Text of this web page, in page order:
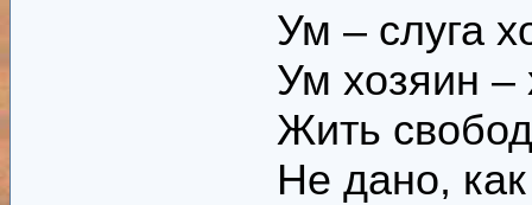
Ум – слуга
Ум хозяин
Жить
Не дано,